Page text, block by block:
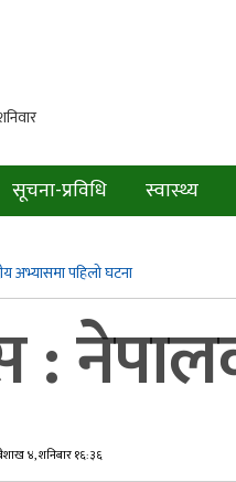
सूचना-प्रविधि स्वास्थ्य
अभ्यासमा पहिलो घटना
:
४, शनिबार १६:३६